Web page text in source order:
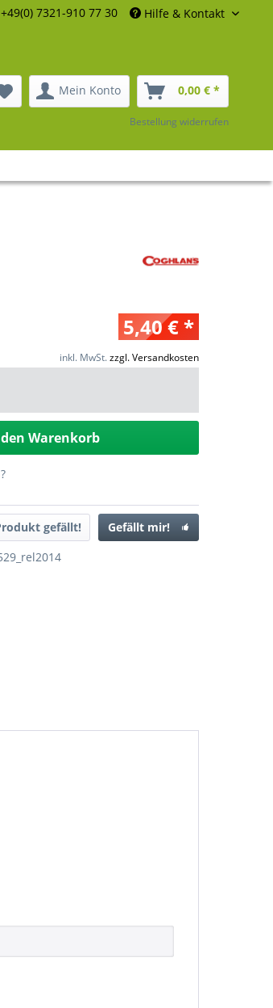
Hilfe & Kontakt
+49(0) 7321-910 77 30
Mein Konto 0,00 € *
Bestellung widerrufen
5,40 € *
inkl. MwSt.zzgl. Versandkosten
Warenkorb
gefällt!
Gefällt mir!